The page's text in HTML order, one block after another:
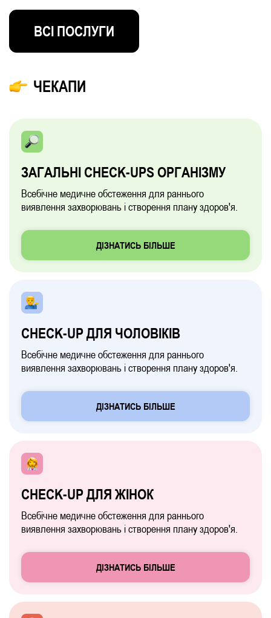
ВСІ ПОСЛУГИ
ЧЕКАПИ
ЗАГАЛЬНІ CHECK-UPS ОРГАНІЗМУ
Всебічне медичне обстеження для раннього
виявлення захворювань і створення плану здоров'я.
ДІЗНАТИСЬ БІЛЬШЕ
CHECK-UP ДЛЯ ЧОЛОВІКІВ
Всебічне медичне обстеження для раннього
виявлення захворювань і створення плану здоров'я.
ДІЗНАТИСЬ БІЛЬШЕ
CHECK-UP ДЛЯ ЖІНОК
Всебічне медичне обстеження для раннього
виявлення захворювань і створення плану здоров'я.
ДІЗНАТИСЬ БІЛЬШЕ